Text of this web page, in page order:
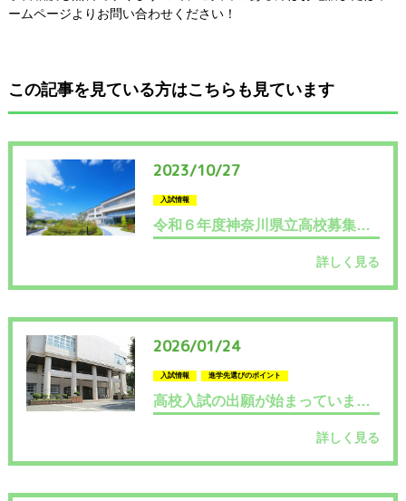
ームページよりお問い合わせください！
この記事を見ている方はこちらも見ています
2023/10/27
入試情報
令和６年度神奈川県立高校募集定員発表！
詳しく見る
2026/01/24
入試情報 進学先選びのポイント
高校入試の出願が始まっています！
詳しく見る